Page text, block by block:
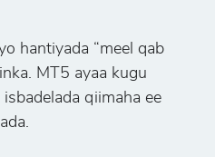
hantiyada “meel qab
MT5 ayaa kugu
qiimaha ee